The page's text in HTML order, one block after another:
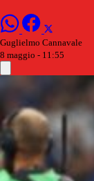
Guglielmo Cannavale
8 maggio - 11:55